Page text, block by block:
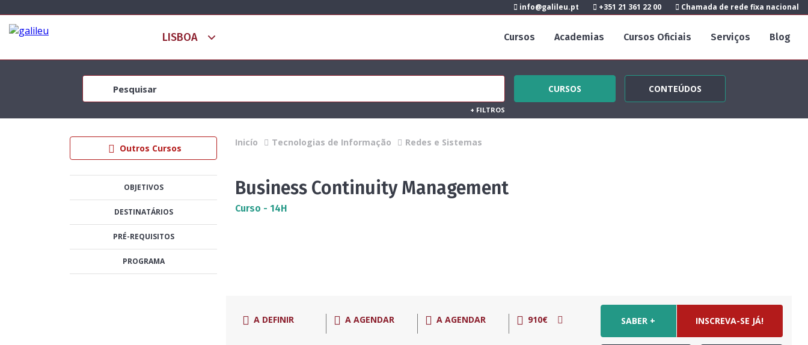
info@galileu.pt +351 21 361 22 00 Chamada de rede fixa nacional
Cursos Academias Cursos Oficiais Serviços Blog
CURSOS CONTEÚDOS
+ FILTROS
Outros Cursos
OBJETIVOS
DESTINATÁRIOS
PRÉ-REQUISITOS
PROGRAMA
Inicío Tecnologias de Informação Redes e Sistemas
Business Continuity Management
Curso - 14H
A DEFINIR A AGENDAR A AGENDAR 910€ SABER + INSCREVA-SE JÁ!